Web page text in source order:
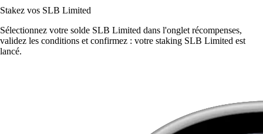
Stakez vos SLB Limited
Sélectionnez votre solde SLB Limited dans l'onglet récompenses,
validez les conditions et confirmez : votre staking SLB Limited est
lancé.